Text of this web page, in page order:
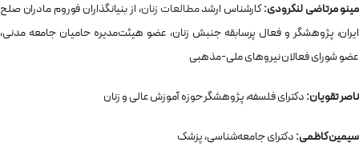
مینو مرتاضی لنگرودی:کارشناس ارشدمطالعات زنان، از بنیانگذاران فوروم مادران صلح
ایران، پژوهشگر و فعال پرسابقه جنبش زنان، عضو هیئت‌مدیره حامیان جامعه مدنی،
عضو شورای فعالان نیروهای ملی-مذهبی
ناصر تقویان:دکترای فلسفه، پژوهشگر حوزه آموزش عالی و زنان
سیمین کاظمی:دکترای جامعه‌شناسی، پزشک